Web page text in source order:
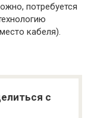
потребуется
кабеля).
с